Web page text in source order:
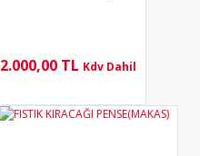
2.000,00 TL Kdv Dahil